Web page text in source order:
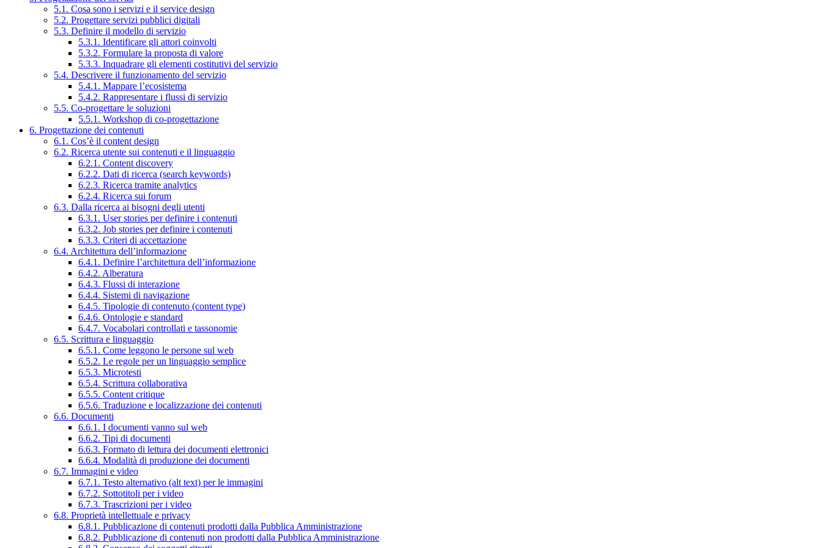
5.1. Cosa sono i servizi e il service design
5.2. Progettare servizi pubblici digitali
5.3. Definire il modello di servizio
5.3.1. Identificare gli attori coinvolti
5.3.2. Formulare la proposta di valore
5.3.3. Inquadrare gli elementi costitutivi del servizio
5.4. Descrivere il funzionamento del servizio
5.4.1. Mappare l’ecosistema
5.4.2. Rappresentare i flussi di servizio
5.5. Co-progettare le soluzioni
5.5.1. Workshop di co-progettazione
6. Progettazione dei contenuti
6.1. Cos’è il content design
6.2. Ricerca utente sui contenuti e il linguaggio
6.2.1. Content discovery
6.2.2. Dati di ricerca (search keywords)
6.2.3. Ricerca tramite analytics
6.2.4. Ricerca sui forum
6.3. Dalla ricerca ai bisogni degli utenti
6.3.1. User stories per definire i contenuti
6.3.2. Job stories per definire i contenuti
6.3.3. Criteri di accettazione
6.4. Architettura dell’informazione
6.4.1. Definire l’architettura dell’informazione
6.4.2. Alberatura
6.4.3. Flussi di interazione
6.4.4. Sistemi di navigazione
6.4.5. Tipologie di contenuto (content type)
6.4.6. Ontologie e standard
6.4.7. Vocabolari controllati e tassonomie
6.5. Scrittura e linguaggio
6.5.1. Come leggono le persone sul web
6.5.2. Le regole per un linguaggio semplice
6.5.3. Microtesti
6.5.4. Scrittura collaborativa
6.5.5. Content critique
6.5.6. Traduzione e localizzazione dei contenuti
6.6. Documenti
6.6.1. I documenti vanno sul web
6.6.2. Tipi di documenti
6.6.3. Formato di lettura dei documenti elettronici
6.6.4. Modalità di produzione dei documenti
6.7. Immagini e video
6.7.1. Testo alternativo (alt text) per le immagini
6.7.2. Sottotitoli per i video
6.7.3. Trascrizioni per i video
6.8. Proprietà intellettuale e privacy
6.8.1. Pubblicazione di contenuti prodotti dalla Pubblica Amministrazione
6.8.2. Pubblicazione di contenuti non prodotti dalla Pubblica Amministrazione